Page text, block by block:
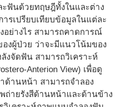
ฟันด้วยทฤษฎีทั้งในและต่าง
รเปรียบเทียบข้อมูลในแต่ละ
อย่างไร สามารถคาดการณ์
งผู้ป่วย ว่าจะมีแนวโน้มของ
งจัดฟัน สามารถวิเคราะห์
Anterion View) เพื่อดู
ด้านหน้า สามารถจำลอง
ถ่ายรังสีด้านหน้าและด้านข้าง